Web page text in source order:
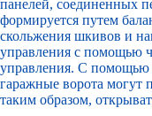
панелей, соединенных
формируется путем
скольжения шкивов и
управления с помощью
управления. С помощью
гаражные ворота могут
таким образом,